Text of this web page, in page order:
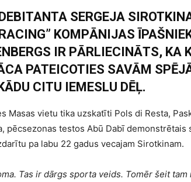
SERGEJA
KOMPĀNIJAS
IR PĀRLIECINĀTS, KA
PATEICOTIES SAVĀM
CITU IEMESLU DĒĻ.
Masas vietu tika uzskatīti Pols di Resta,
pēcsezonas testos Abū Dabī demonstrētais
pa labu 22 gadus vecajam Sirotkinam.
Tas ir dārgs sporta veids. Tomēr šeit tam